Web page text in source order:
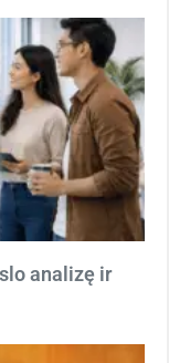
analizę ir